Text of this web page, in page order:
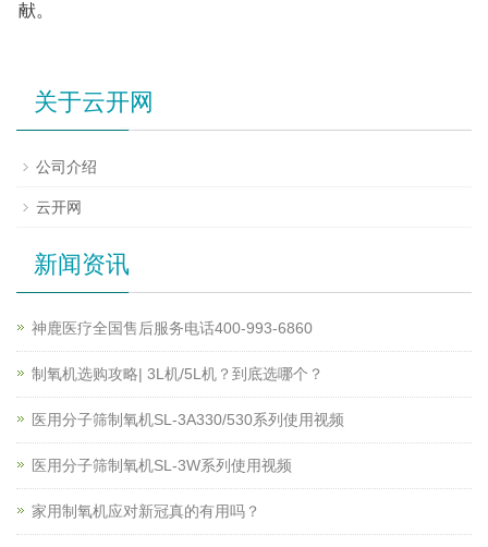
献。
关于云开网
公司介绍
云开网
新闻资讯
神鹿医疗全国售后服务电话400-993-6860
制氧机选购攻略| 3L机/5L机？到底选哪个？
医用分子筛制氧机SL-3A330/530系列使用视频
医用分子筛制氧机SL-3W系列使用视频
家用制氧机应对新冠真的有用吗？